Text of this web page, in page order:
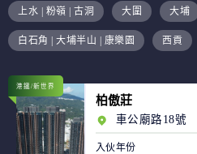
上水 | 粉嶺 | 古洞 大圍 大埔
白石角 | 大埔半山 | 康樂園 西貢
港鐵/新世界
柏傲莊
車公廟路18號
入伙年份